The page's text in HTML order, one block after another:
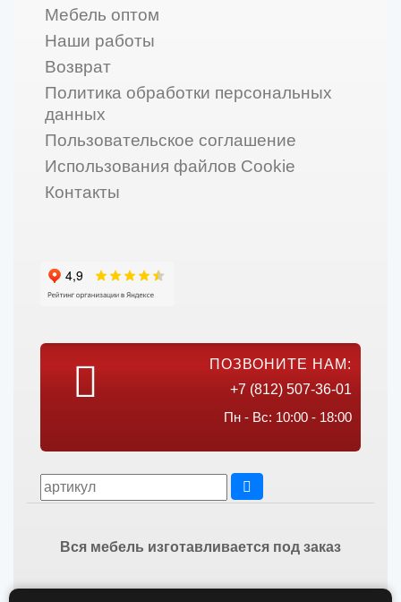
Мебель оптом
Наши работы
Возврат
Политика обработки персональных
данных
Пользовательское соглашение
Использования файлов Cookie
Контакты
ПОЗВОНИТЕ НАМ:
+7 (812) 507-36-01
Пн - Вс: 10:00 - 18:00
Вся мебель изготавливается под заказ